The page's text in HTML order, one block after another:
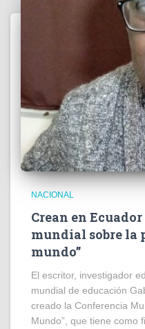
NACIONAL
Crean en
mundial sobre la
mundo”
El escritor, investigador
mundial de educación
creado la Conferencia
Mundo”, que tiene como